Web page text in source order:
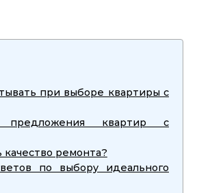
при выборе квартиры с
предложения квартир с
ремонта?
по выбору идеального